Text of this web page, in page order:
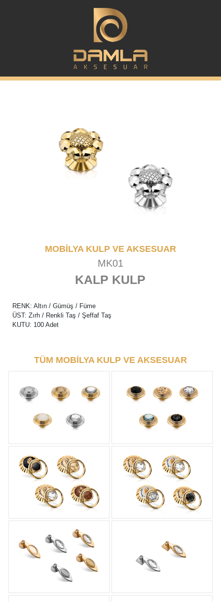
MOBİLYA KULP VE AKSESUAR
MK01
KALP KULP
RENK: Altın / Gümüş / Füme
ÜST: Zırh / Renkli Taş / Şeffaf Taş
KUTU: 100 Adet
TÜM MOBİLYA KULP VE AKSESUAR